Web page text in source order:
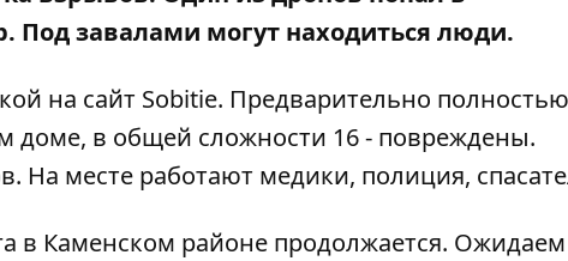
завалами могут находиться люди.
на сайт Sobitie. Предварительно полностью
доме, в общей сложности 16 - повреждены.
На месте работают медики, полиция,
в Каменском районе продолжается. Ожидаем